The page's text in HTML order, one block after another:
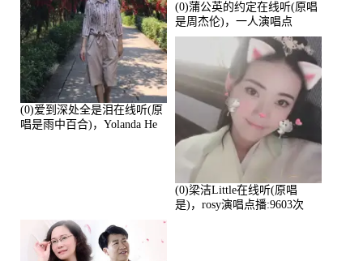
(0)爱到深处全是泪在线听(原
唱是雨中百合)，Yolanda He
(0)蒲公英的约定在线听(原唱
是周杰伦)，一人演唱点
播:10765次
(0)梁洁Little在线听(原唱
是)，rosy演唱点播:9603次